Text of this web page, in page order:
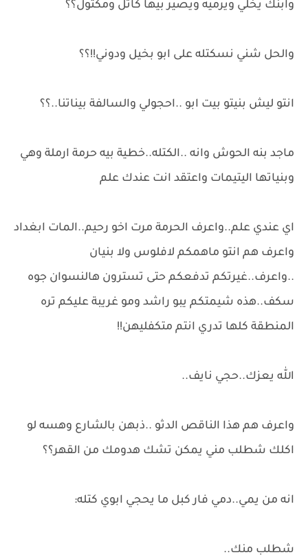
وابنك يخلي ويرميه ويصير بيها كاتل ومكتول؟؟
والحل شني نسكتله على ابو بخيل ودوني!!؟؟
انتو ليش بنيتو بيت ابو ..احجولي والسالفة بيناتنا..؟؟
ماجد بنه الحوش وانه ..الكتله..خطية بيه حرمة ارملة وهي
وبنياتها اليتيمات واعتقد انت عندك علم
اي عندي علم..واعرف الحرمة مرت اخو رحيم..المات ابغداد
واعرف هم انتو ماهمكم لافلوس ولا بنيان
..واعرف..غيرتكم تدفعكم حتى تسترون هالنسوان جوه
سكف..هذه شيمتكم يبو راشد ومو غريبة عليكم تره
المنطقة كلها تدري انتم متكفليهن!!
الله يعزك..حجي نايف..
واعرف هم هذا الناقص الدثو ..ذبهن بالشارع وهسه لو
اكلك شطلب مني يمكن تشك هدومك من القهر؟؟
انه من يمي..دمي فار كبل ما يحجي ابوي كتله:
شطلب منك..